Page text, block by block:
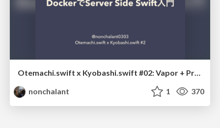
Otemachi.swift x Kyobashi.swift #02: Vapor + ProtocolBuffers + DockerでServer Side Swift入門
nonchalant
1 370